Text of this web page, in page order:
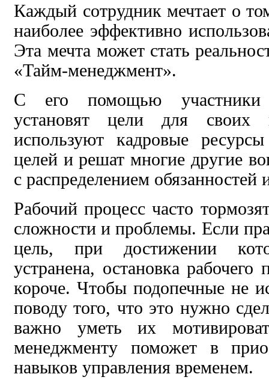
Каждый сотрудник мечтает о
наиболее эффективно
Эта мечта может стать
«Тайм-менеджмент».
С его помощью
установят цели для своих
используют кадровые
целей и решат многие другие
с распределением обязанностей
Рабочий процесс часто
сложности и проблемы. Если
цель, при достижении
устранена, остановка рабочего
короче. Чтобы подопечные не
поводу того, что это нужно
важно уметь их
менеджменту поможет в
навыков управления временем.